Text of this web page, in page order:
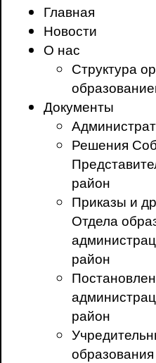
Главная
Новости
О нас
Структура
Документы
Решения
район
Приказы и
Отдела
район
район